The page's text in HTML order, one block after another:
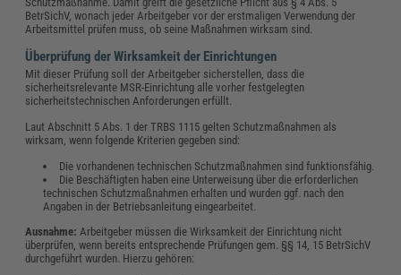
BetrSichV, wonach jeder Arbeitgeber vor der erstmaligen Verwendung der
Arbeitsmittel prüfen muss, ob seine Maßnahmen wirksam sind.
Überprüfung der Wirksamkeit der Einrichtungen
Mit dieser Prüfung soll der Arbeitgeber sicherstellen, dass die
sicherheitsrelevante MSR-Einrichtung alle vorher festgelegten
sicherheitstechnischen Anforderungen erfüllt.
Laut Abschnitt 5 Abs. 1 der TRBS 1115 gelten Schutzmaßnahmen als
wirksam, wenn folgende Kriterien gegeben sind:
Die vorhandenen technischen Schutzmaßnahmen sind funktionsfähig.
Die Beschäftigten haben eine Unterweisung über die erforderlichen
technischen Schutzmaßnahmen erhalten und wurden ggf. nach den
Angaben in der Betriebsanleitung eingearbeitet.
Ausnahme: Arbeitgeber müssen die Wirksamkeit der Einrichtung nicht
überprüfen, wenn bereits entsprechende Prüfungen gem. §§ 14, 15 BetrSichV
durchgeführt wurden. Hierzu gehören: